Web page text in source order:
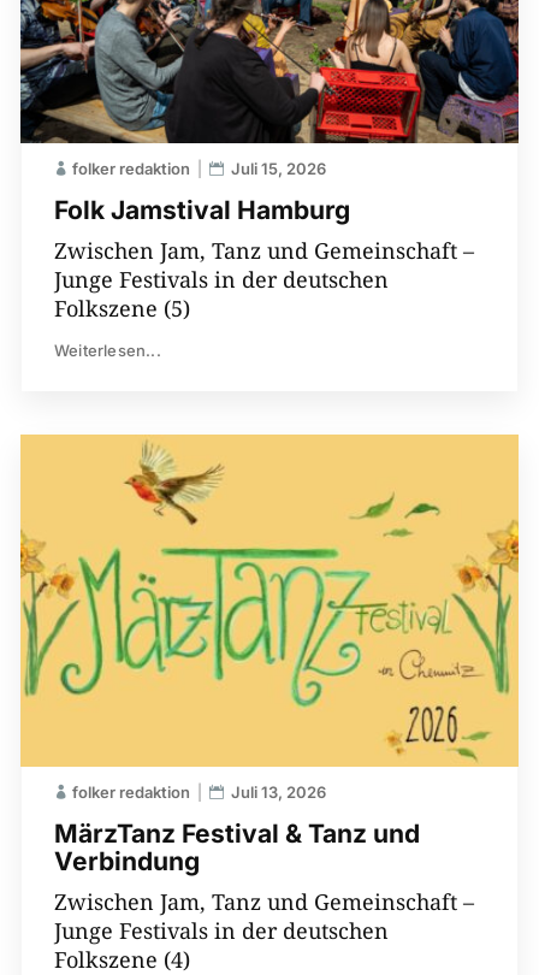
Folk Jamstival Hamburg
folker redaktion Juli 15, 2026
Zwischen Jam, Tanz und Gemeinschaft –
Junge Festivals in der deutschen
Folkszene (5)
Weiterlesen...
MärzTanz Festival & Tanz und
Verbindung
folker redaktion Juli 13, 2026
Zwischen Jam, Tanz und Gemeinschaft –
Junge Festivals in der deutschen
Folkszene (4)